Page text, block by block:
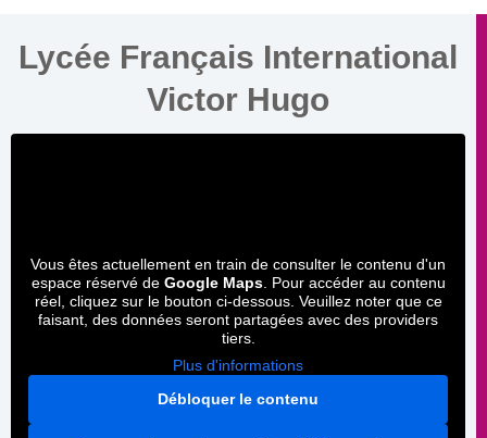
Lycée Français International
Victor Hugo
Vous êtes actuellement en train de consulter le contenu d'un
espace réservé de Google Maps. Pour accéder au contenu
réel, cliquez sur le bouton ci-dessous. Veuillez noter que ce
faisant, des données seront partagées avec des providers
tiers.
Plus d'informations
Débloquer le contenu